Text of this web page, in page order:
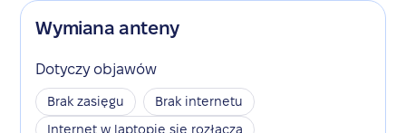
Wymiana anteny
Dotyczy objawów
Brak zasięgu
Brak internetu
Internet w laptopie się rozłącza